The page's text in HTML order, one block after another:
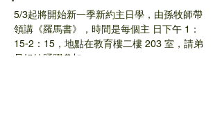
5/3起將開始新一季新約主日學，由孫牧師帶
領講《羅馬書》，時間是每個主 日下午 1：
15-2：15，地點在教育樓二樓 203 室，請弟
兄姐妹踴躍參加